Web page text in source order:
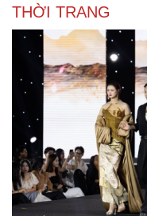
THỜI TRANG